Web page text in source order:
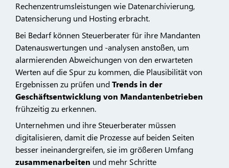
Rechenzentrumsleistungen wie Datenarchivierung,
Datensicherung und Hosting erbracht.
Bei Bedarf können Steuerberater für ihre Mandanten
Datenauswertungen und -analysen anstoßen, um
alarmierenden Abweichungen von den erwarteten
Werten auf die Spur zu kommen, die Plausibilität von
Ergebnissen zu prüfen undTrends in der
Geschäftsentwicklung von Mandantenbetrieben
frühzeitig zu erkennen.
Unternehmen und ihre Steuerberater müssen
digitalisieren, damit die Prozesse auf beiden Seiten
besser ineinandergreifen, sie im größeren Umfang
zusammenarbeiten und mehr Schritte